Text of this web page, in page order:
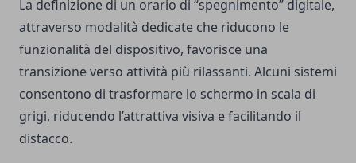
La definizione di un orario di “spegnimento” digitale,
attraverso modalità dedicate che riducono le
funzionalità del dispositivo, favorisce una
transizione verso attività più rilassanti. Alcuni sistemi
consentono di trasformare lo schermo in scala di
grigi, riducendo l’attrattiva visiva e facilitando il
distacco.